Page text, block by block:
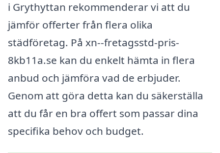
i Grythyttan rekommenderar vi att du
jämför offerter från flera olika
städföretag. På xn--fretagsstd-pris-
8kb11a.se kan du enkelt hämta in flera
anbud och jämföra vad de erbjuder.
Genom att göra detta kan du säkerställa
att du får en bra offert som passar dina
specifika behov och budget.